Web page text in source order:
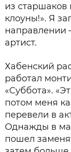
из старшаков
клоуны!». Я
направлении
артист.
Хабенский
работал
«Суббота».
потом меня
перевели в
Однажды в
пошел